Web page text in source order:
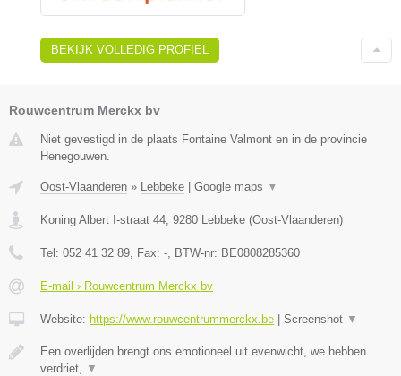
BEKIJK VOLLEDIG PROFIEL
Rouwcentrum Merckx bv
Niet gevestigd in de plaats Fontaine Valmont en in de provincie
Henegouwen.
Oost-Vlaanderen » Lebbeke | Google maps ▼
Koning Albert I-straat 44 9280 Lebbeke (Oost-Vlaanderen)
Tel: 052 41 32 89 , Fax: - , BTW-nr: BE0808285360
E-mail › Rouwcentrum Merckx bv
Website: https://www.rouwcentrummerckx.be | Screenshot ▼
Een overlijden brengt ons emotioneel uit evenwicht, we hebben
verdriet,
▼